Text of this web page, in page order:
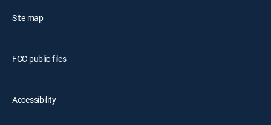
Site map
FCC public files
Accessibility